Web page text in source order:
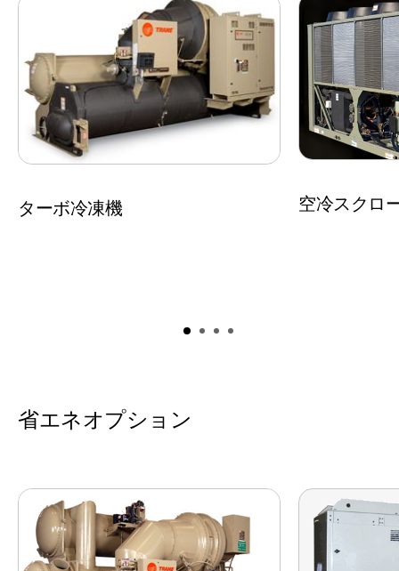
ターボ冷凍機 空冷スクロ
省エネオプション